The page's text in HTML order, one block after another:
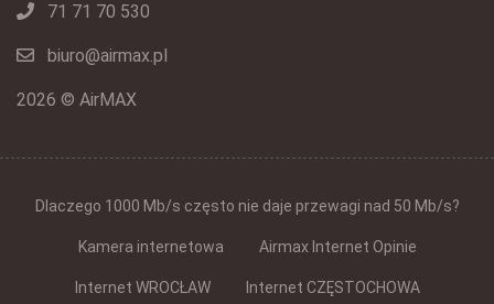
71 71 70 530
biuro@airmax.pl
2026 © AirMAX
Dlaczego 1000 Mb/s często nie daje przewagi nad 50 Mb/s?
Kamera internetowa Airmax Internet Opinie
Internet WROCŁAW Internet CZĘSTOCHOWA